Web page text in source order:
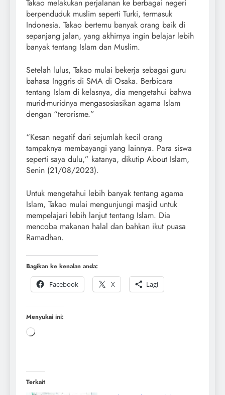
Takao melakukan perjalanan ke berbagai negeri
berpenduduk muslim seperti Turki, termasuk
Indonesia. Takao bertemu banyak orang baik di
sepanjang jalan, yang akhirnya ingin belajar lebih
banyak tentang Islam dan Muslim.
Setelah lulus, Takao mulai bekerja sebagai guru
bahasa Inggris di SMA di Osaka. Berbicara
tentang Islam di kelasnya, dia mengetahui bahwa
murid-muridnya mengasosiasikan agama Islam
dengan “terorisme.”
“Kesan negatif dari sejumlah kecil orang
tampaknya membayangi yang lainnya. Para siswa
seperti saya dulu,” katanya, dikutip About Islam,
Senin (21/08/2023).
Untuk mengetahui lebih banyak tentang agama
Islam, Takao mulai mengunjungi masjid untuk
mempelajari lebih lanjut tentang Islam. Dia
mencoba makanan halal dan bahkan ikut puasa
Ramadhan.
Bagikan ke kenalan anda:
Facebook
X Lagi
Menyukai ini:
Terkait